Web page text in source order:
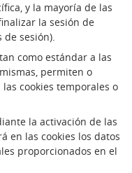
y la mayoría de las
la sesión de
de sesión).
como estándar a las
permiten o
cookies temporales o
la activación de las
en las cookies los datos
proporcionados en el